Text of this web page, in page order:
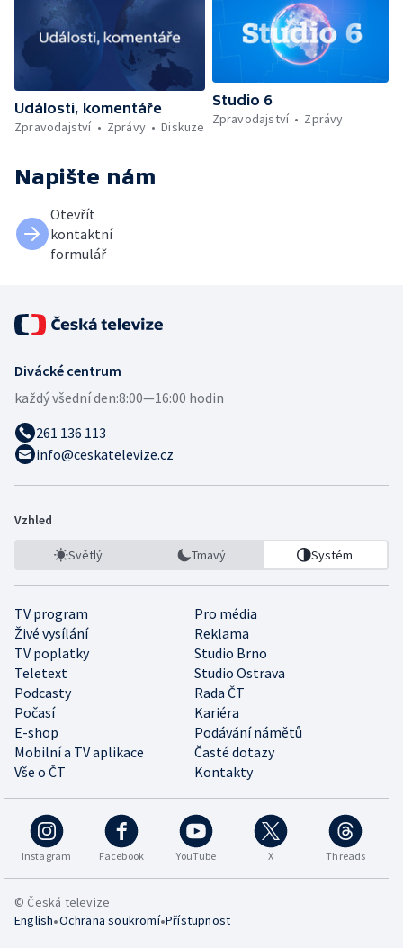
Události, komentáře
Zpravodajství
Zprávy Diskuze
Studio 6
Zpravodajství
Zprávy
Napište nám
Otevřít
kontaktní
formulář
Divácké centrum
každý všední den:8:00—16:00 hodin
261 136 113
info@ceskatelevize.cz
Vzhled
Světlý Tmavý Systém
TV program
Pro média
Živé vysílání
Reklama
TV poplatky
Studio Brno
Teletext
Studio Ostrava
Podcasty
Rada ČT
Počasí
Kariéra
E-shop
Podávání námětů
Mobilní a TV aplikace
Časté dotazy
Vše o ČT
Kontakty
Instagram Facebook YouTube X Threads
© Česká televize
English•Ochrana soukromí•Přístupnost